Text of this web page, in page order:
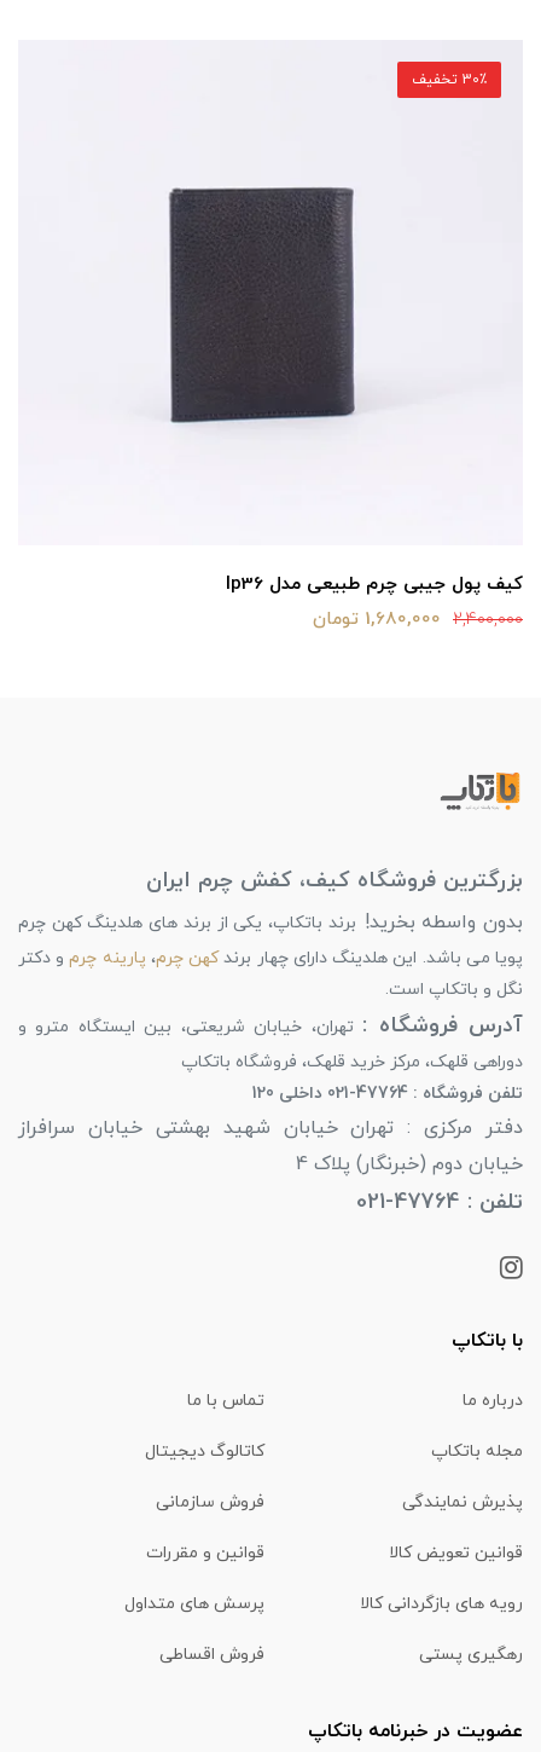
کیف پول جیبی چرم طبیعی مدل lp36
2,400,000 1,680,000 تومان
30٪ تخفیف
بزرگترین فروشگاه کیف، کفش چرم ایران
بدون واسطه بخرید! برند باتکاپ، یکی از برند های هلدینگ کهن چرم
پویا می باشد. این هلدینگ دارای چهار برندکهن چرم، پارینه چرمو دکتر
نگل و باتکاپ است.
آدرس فروشگاه : تهران، خیابان شریعتی، بین ایستگاه مترو و
دوراهی قلهک، مرکز خرید قلهک، فروشگاه باتکاپ
تلفن فروشگاه : 47764-021 داخلی 120
دفتر مرکزی : تهران خیابان شهید بهشتی خیابان سرافراز
خیابان دوم (خبرنگار) پلاک 4
تلفن : 47764-021
با باتکاپ
درباره ما تماس با ما
مجله باتکاپ کاتالوگ دیجیتال
پذیرش نمایندگی فروش سازمانی
قوانین تعویض کالا قوانین و مقررات
رویه های بازگردانی کالا پرسش های متداول
رهگیری پستی فروش اقساطی
عضویت در خبرنامه باتکاپ